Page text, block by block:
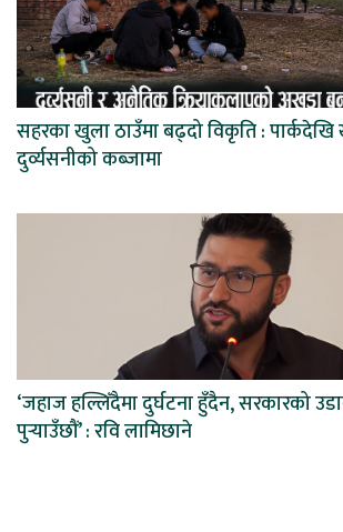
सहरका खुला ठाउँमा बढ्दो विकृति :
दुर्व्यसनीको कब्जामा
‘जहाज हल्लिँदैमा दुर्घटना हुँदैन, सरकारको
पुर्‍याउँछौं’ : रवि लामिछाने